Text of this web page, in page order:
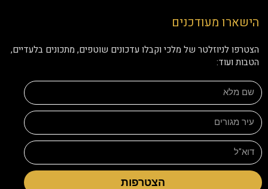
הישארו מעודכנים
הצטרפו לניוזלטר של מלכי וקבלו עדכונים שוטפים, מתכונים בלעדיים,
הטבות ועוד:
הצטרפות